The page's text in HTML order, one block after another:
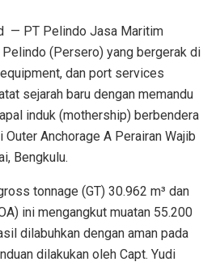
— PT Pelindo Jasa Maritim
(Persero) yang bergerak di
dan port services
sejarah baru dengan memandu
induk (mothership) berbendera
Outer Anchorage A Perairan Wajib
Bengkulu.
tonnage (GT) 30.962 m³ dan
ini mengangkut muatan 55.200
dilabuhkan dengan aman pada
dilakukan oleh Capt. Yudi